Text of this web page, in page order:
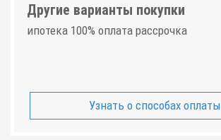
Другие варианты покупки
ипотека 100% оплата рассрочка
Узнать о способах оплаты